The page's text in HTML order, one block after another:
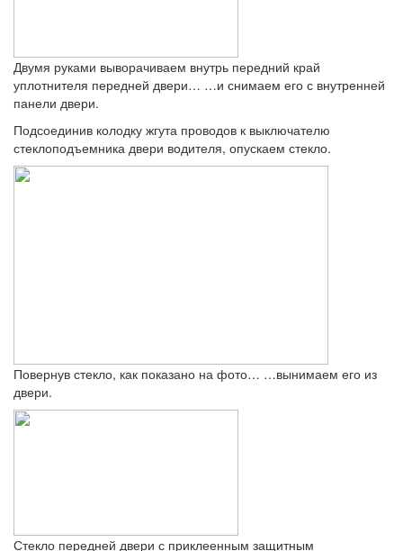
Двумя руками выворачиваем внутрь передний край
уплотнителя передней двери… …и снимаем его с внутренней
панели двери.
Подсоединив колодку жгута проводов к выключателю
стеклоподъемника двери водителя, опускаем стекло.
Повернув стекло, как показано на фото… …вынимаем его из
двери.
Стекло передней двери с приклеенным защитным